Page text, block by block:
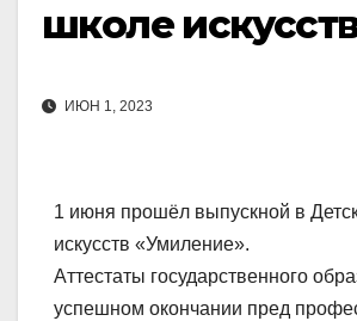
школе
ИЮН 1, 2023
1 июня прошёл выпускной в
искусств «Умиление».
Аттестаты государственного
успешном окончании пред